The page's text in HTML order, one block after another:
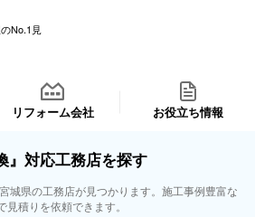
No.1見
リフォーム会社 お役立ち情報
』対応工務店を探す
城県の工務店が見つかります。施工事例豊富な
積りを依頼できます。